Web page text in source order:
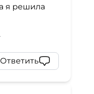
я решила
Ответить